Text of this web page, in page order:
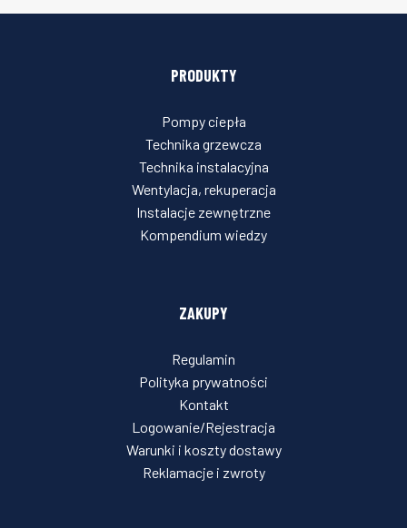
PRODUKTY
Pompy ciepła
Technika grzewcza
Technika instalacyjna
Wentylacja, rekuperacja
Instalacje zewnętrzne
Kompendium wiedzy
ZAKUPY
Regulamin
Polityka prywatności
Kontakt
Logowanie/Rejestracja
Warunki i koszty dostawy
Reklamacje i zwroty